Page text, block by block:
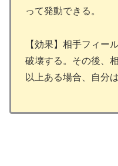
って発動できる。
【効果】相手フィー
破壊する。その後、
以上ある場合、自分